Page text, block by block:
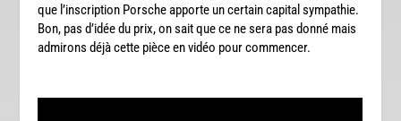
que l’inscription Porsche apporte un certain capital sympathie.
Bon, pas d’idée du prix, on sait que ce ne sera pas donné mais
admirons déjà cette pièce en vidéo pour commencer.